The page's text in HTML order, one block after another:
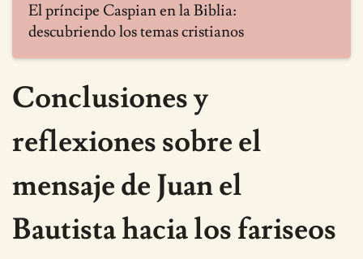
El príncipe Caspian en la Biblia:
descubriendo los temas cristianos
Conclusiones y
reflexiones sobre el
mensaje de Juan el
Bautista hacia los fariseos